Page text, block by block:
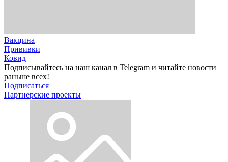
Вакцина
Прививки
Ковид
Подписывайтесь на наш канал в Telegram и читайте новости
раньше всех!
Подписаться
Партнерские проекты